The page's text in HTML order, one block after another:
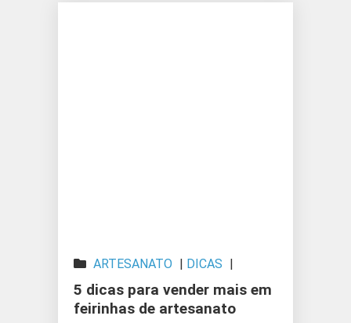
ARTESANATO | DICAS |
PRODUTOS ARTESANAIS
5 dicas para vender mais em
feirinhas de artesanato